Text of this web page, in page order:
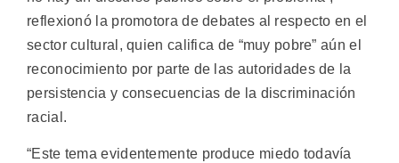
reflexionó la promotora de debates al respecto en el
sector cultural, quien califica de “muy pobre” aún el
reconocimiento por parte de las autoridades de la
persistencia y consecuencias de la discriminación
racial.
“Este tema evidentemente produce miedo todavía